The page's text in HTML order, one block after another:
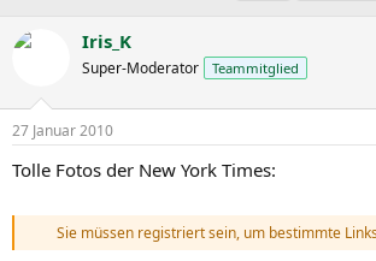
s
t
l
e
r
s
t
e
l
t
m
l
a
w
r
t
Iris_K
Super-Moderator Teammitglied
27 Januar 2010
Tolle Fotos der New York Times:
Sie müssen registriert sein, um bestimmte